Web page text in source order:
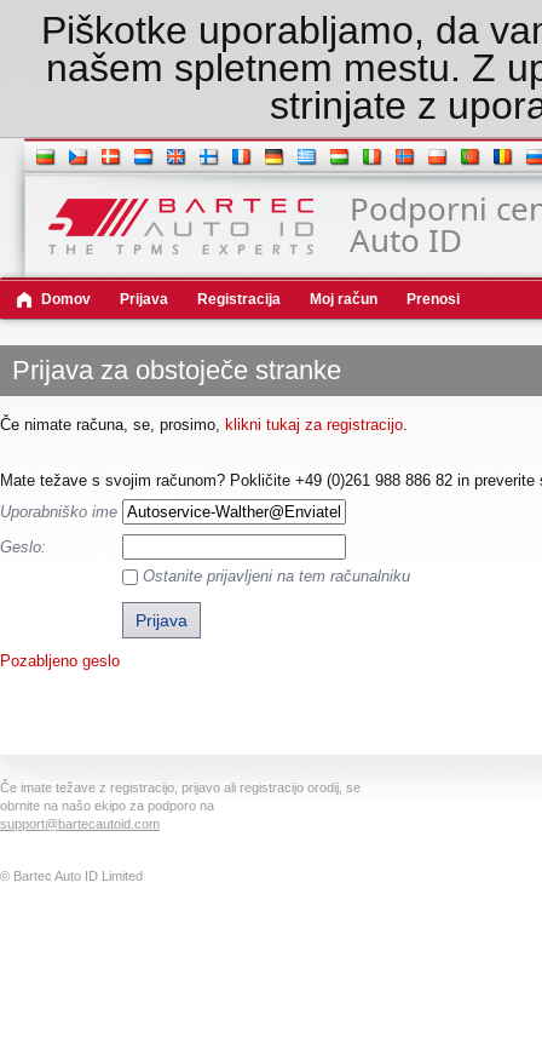
Piškotke uporabljamo, da
našem spletnem mestu. Z
strinjate z
Podporni
Auto ID
Domov Prijava Registracija Moj račun Prenosi
Prijava za obstoječe stranke
Če nimate računa, se, prosimo, klikni tukaj za registracijo.
Mate težave s svojim računom? Pokličite +49 (0)261 988 886 82 in preverite
Uporabniško ime
Geslo:
Ostanite prijavljeni na tem računalniku
Pozabljeno geslo
Če imate težave z registracijo, prijavo ali registracijo orodij, se
obrnite na našo ekipo za podporo na
support@bartecautoid.com
© Bartec Auto ID Limited